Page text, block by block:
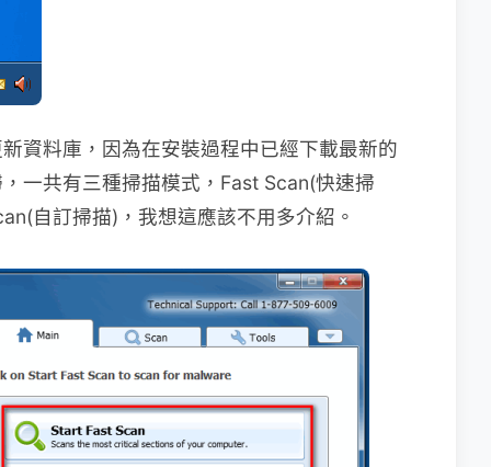
資料庫，因為在安裝過程中已經下載最新的
一共有三種掃描模式，Fast Scan(快速掃
自訂掃描)，我想這應該不用多介紹。